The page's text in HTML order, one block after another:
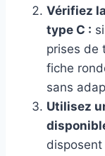
Vérifiez
type C :
prises de
fiche
sans
Utilisez